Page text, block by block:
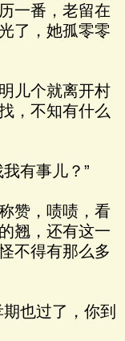
一番，老留在
了，她孤零零
儿个就离开村
，不知有什么
有事儿？”
赞，啧啧，看
翘，还有这一
不得有那么多
也过了，你到